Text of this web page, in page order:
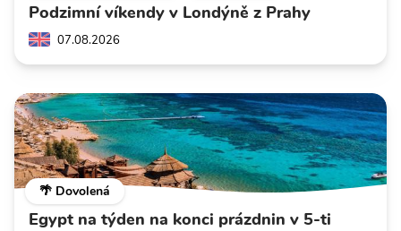
Podzimní víkendy v Londýně z Prahy
07.08.2026
🌴 Dovolená
Egypt na týden na konci prázdnin v 5-ti